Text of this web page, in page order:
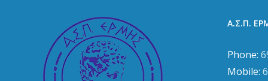
Α.Σ.Π.
Phone:
Mobile: